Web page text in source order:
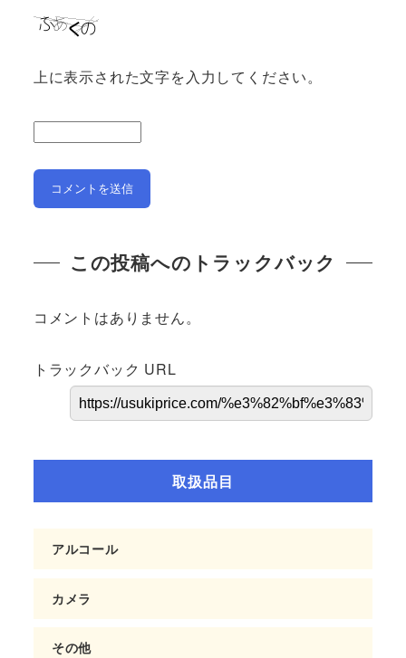
上に表示された文字を入力してください。
この投稿へのトラックバック
コメントはありません。
トラックバック URL
取扱品目
アルコール
カメラ
その他